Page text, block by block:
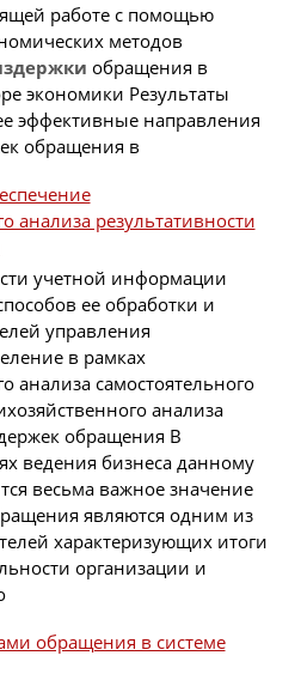
работе с помощью
методов
обращения в
экономики Результаты
эффективные направления
обращения в
анализа результативности
учетной информации
ее обработки и
управления
в рамках
анализа самостоятельного
анализа
обращения В
ведения бизнеса данному
весьма важное значение
являются одним из
характеризующих итоги
организации и
обращения в системе